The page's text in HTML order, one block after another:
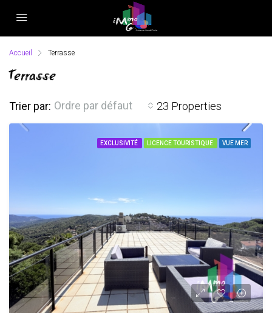
Accueil Terrasse
Terrasse
23 Properties
Trier par: Ordre par défaut
EXCLUSIVITÉ LICENCE TOURISTIQUE VUE MER